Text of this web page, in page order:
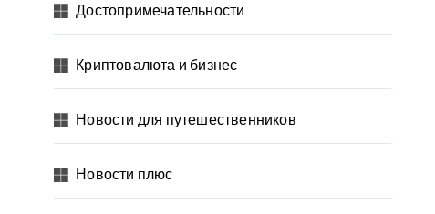
Достопримечательности
Криптовалюта и бизнес
Новости для путешественников
Новости плюс